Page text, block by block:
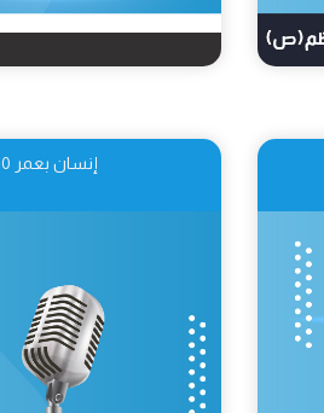
إنسان بعمر 250 سنة | بعثة النبي.. دعائم النّظام النموذجيّ 04